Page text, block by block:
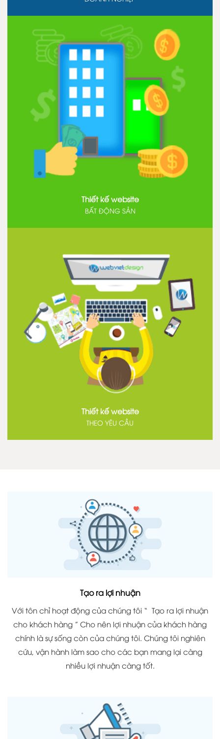
Thiết kế website
BẤT ĐỘNG SẢN
Thiết kế website
THEO YÊU CẦU
Tạo ra lợi nhuận
Với tôn chỉ hoạt động của chúng tôi “ Tạo ra lợi nhuận
cho khách hàng ” Cho nên lợi nhuận của khách hàng
chính là sự sống còn của chúng tôi. Chúng tôi nghiên
cứu, vận hành làm sao cho các bạn mang lại càng
nhiều lợi nhuận càng tốt.